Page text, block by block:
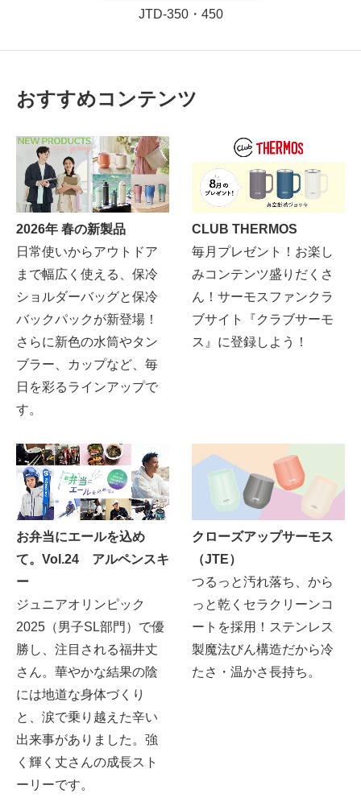
JTD-350・450
おすすめコンテンツ
2026年 春の新製品
日常使いからアウトドア
まで幅広く使える、保冷
ショルダーバッグと保冷
バックパックが新登場！
さらに新色の水筒やタン
ブラー、カップなど、毎
日を彩るラインアップで
す。
CLUB THERMOS
毎月プレゼント！お楽し
みコンテンツ盛りだくさ
ん！サーモスファンクラ
ブサイト『クラブサーモ
ス』に登録しよう！
お弁当にエールを込め
て。Vol.24 アルペンスキ
ー
ジュニアオリンピック
2025（男子SL部門）で優
勝し、注目される福井丈
さん。華やかな結果の陰
には地道な身体づくり
と、涙で乗り越えた辛い
出来事がありました。強
く輝く丈さんの成長スト
ーリーです。
クローズアップサーモス
（JTE）
つるっと汚れ落ち、から
っと乾くセラクリーンコ
ートを採用！ステンレス
製魔法びん構造だから冷
たさ・温かさ長持ち。